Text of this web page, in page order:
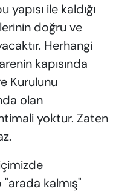
ile kaldığı
doğru ve
Herhangi
kapısında
Kurulunu
olan
yoktur. Zaten
"arada kalmış"